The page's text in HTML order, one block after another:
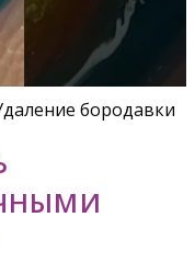
бородавки